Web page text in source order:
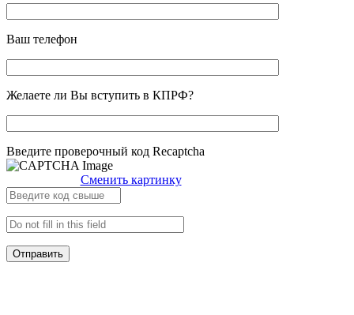
Ваш телефон
Желаете ли Вы вступить в КПРФ?
Введите проверочный код Recaptcha
Сменить картинку